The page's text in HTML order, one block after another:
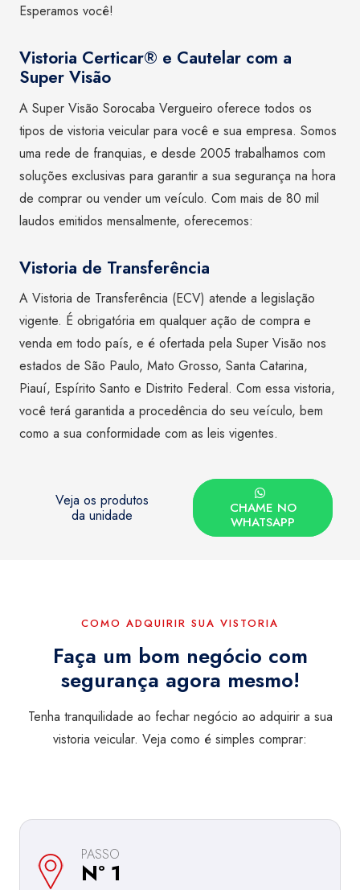
Esperamos você!
Vistoria Certicar® e Cautelar com a
Super Visão
A Super Visão Sorocaba Vergueiro oferece todos os
tipos de vistoria veicular para você e sua empresa. Somos
uma rede de franquias, e desde 2005 trabalhamos com
soluções exclusivas para garantir a sua segurança na hora
de comprar ou vender um veículo. Com mais de 80 mil
laudos emitidos mensalmente, oferecemos:
Vistoria de Transferência
A Vistoria de Transferência (ECV) atende a legislação
vigente. É obrigatória em qualquer ação de compra e
venda em todo país, e é ofertada pela Super Visão nos
estados de São Paulo, Mato Grosso, Santa Catarina,
Piauí, Espírito Santo e Distrito Federal. Com essa vistoria,
você terá garantida a procedência do seu veículo, bem
como a sua conformidade com as leis vigentes.
Veja os produtos
da unidade
CHAME NO
WHATSAPP
COMO ADQUIRIR SUA VISTORIA
Faça um bom negócio com
segurança agora mesmo!
Tenha tranquilidade ao fechar negócio ao adquirir a sua
vistoria veicular. Veja como é simples comprar:
PASSO
Nº 1